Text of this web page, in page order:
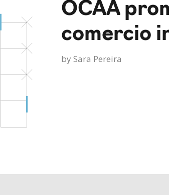
OCAA
comercio
by Sara Pereira